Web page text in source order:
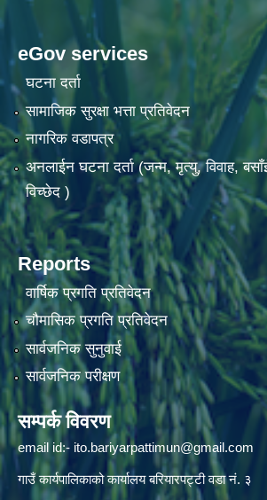
eGov services
घटना दर्ता
सामाजिक सुरक्षा भत्ता प्रतिवेदन
नागरिक वडापत्र
अनलाईन घटना दर्ता (जन्म, मृत्यु, विवाह,
विच्छेद )
Reports
वार्षिक प्रगति प्रतिवेदन
चौमासिक प्रगति प्रतिवेदन
सार्वजनिक सुनुवाई
सार्वजनिक परीक्षण
सम्पर्क विवरण
email id:- ito.bariyarpattimun@gmail.com
गाउँ कार्यपालिकाको कार्यालय बरियारपट्टी वडा नं. ३